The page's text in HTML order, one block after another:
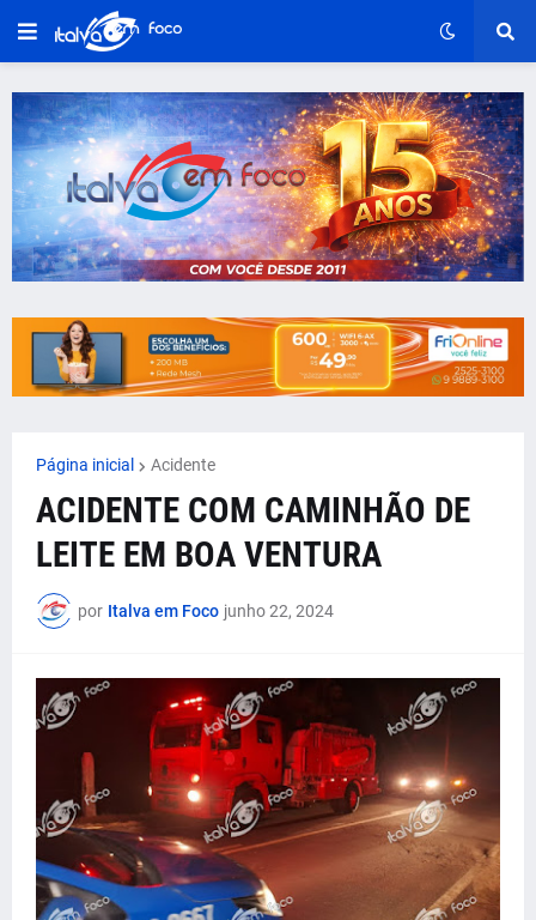
Página inicial Acidente
ACIDENTE COM CAMINHÃO DE
LEITE EM BOA VENTURA
por Italva em Foco junho 22, 2024